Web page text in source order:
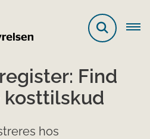
Find
kosttilskud
hos